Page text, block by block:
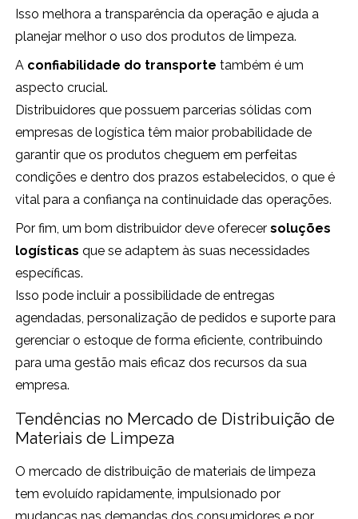
Isso melhora a transparência da operação e ajuda a
planejar melhor o uso dos produtos de limpeza.
A confiabilidade do transporte também é um
aspecto crucial.
Distribuidores que possuem parcerias sólidas com
empresas de logística têm maior probabilidade de
garantir que os produtos cheguem em perfeitas
condições e dentro dos prazos estabelecidos, o que é
vital para a confiança na continuidade das operações.
Por fim, um bom distribuidor deve oferecersoluções
logísticas que se adaptem às suas necessidades
específicas.
Isso pode incluir a possibilidade de entregas
agendadas, personalização de pedidos e suporte para
gerenciar o estoque de forma eficiente, contribuindo
para uma gestão mais eficaz dos recursos da sua
empresa.
Tendências no Mercado de Distribuição de
Materiais de Limpeza
O mercado de distribuição de materiais de limpeza
tem evoluído rapidamente, impulsionado por